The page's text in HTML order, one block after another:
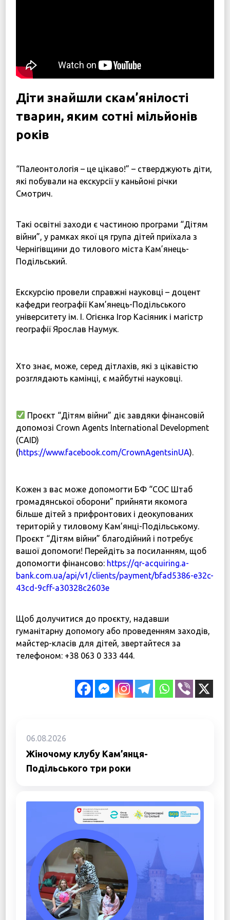
Новини
Прозорість та звітність
Закупівлі
Політики
Україна, м. Кам’янець-Подільський,
вул. Івана Франка, 30
sos.fondbf@gmail.com
Діти знайшли скам’янілості
тварин, яким сотні мільйонів
років
“Палеонтологія – це цікаво!” – стверджують діти,
які побували на екскурсії у каньйоні річки
Смотрич.
Такі освітні заходи є частиною програми “Дітям
війни”, у рамках якої ця група дітей приїхала з
Чернігівщини до тилового міста Кам’янець-
Подільський.
Екскурсію провели справжні науковці – доцент
кафедри географії Кам’янець-Подільського
університету ім. І. Огієнка Ігор Касіяник і магістр
географії Ярослав Наумук.
Хто знає, може, серед дітлахів, які з цікавістю
розглядають камінці, є майбутні науковці.
Проєкт “Дітям війни” діє завдяки фінансовій
допомозі Crown Agents International Development
(CAID)
(https://www.facebook.com/CrownAgentsinUA).
Кожен з вас може допомогти БФ “СОС Штаб
громадянської оборони” прийняти якомога
більше дітей з прифронтових і деокупованих
територій у тиловому Кам’янці-Подільському.
Проєкт “Дітям війни” благодійний і потребує
вашої допомоги! Перейдіть за посиланням, щоб
допомогти фінансово: https://qr-acquiring.a-
bank.com.ua/api/v1/clients/payment/bfad5386-e32c-
43cd-9cff-a30328c2603e
Щоб долучитися до проєкту, надавши
гуманітарну допомогу або проведенням заходів,
майстер-класів для дітей, звертайтеся за
телефоном: +38 063 0 333 444.
06.08.2026
Жіночому клубу Кам’янця-
Подільського три роки